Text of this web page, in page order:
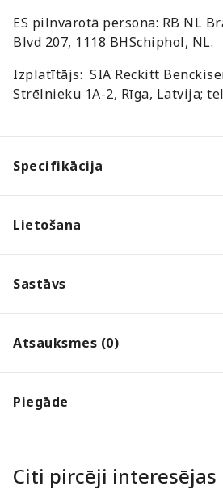
ES pilnvarotā persona: RB NL
Blvd 207, 1118 BHSchiphol, NL.
Izplatītājs: SIA Reckitt
Strēlnieku 1A-2, Rīga, Latvija;
Specifikācija
Lietošana
Sastāvs
Atsauksmes (0)
Piegāde
Citi pircēji interesējas